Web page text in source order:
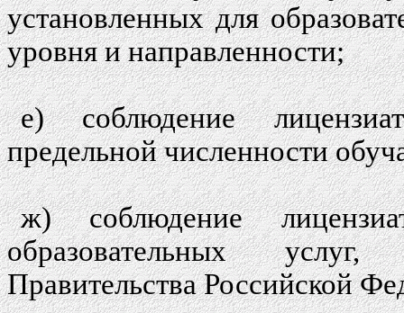
установленных для
уровня и направленности;
е) соблюдение
предельной численности
ж) соблюдение
образовательных услуг,
Правительства Российской